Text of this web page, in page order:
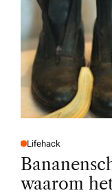
P
O
E
Lifehack
waarom